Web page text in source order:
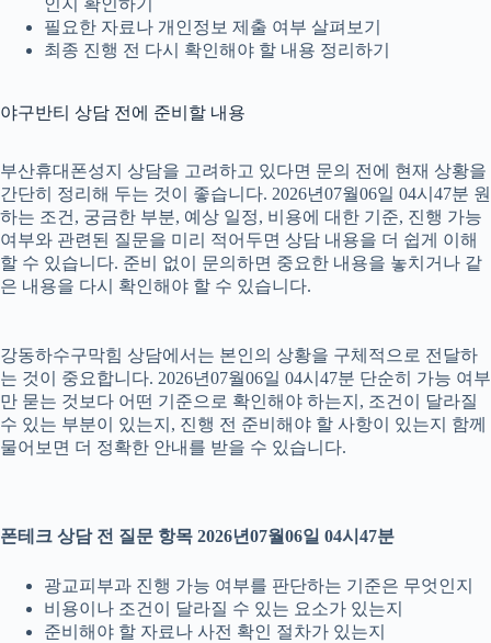
필요한 자료나 개인정보 제출 여부 살펴보기
최종 진행 전 다시 확인해야 할 내용 정리하기
야구반티 상담 전에 준비할 내용
부산휴대폰성지 상담을 고려하고 있다면 문의 전에 현재 상황을
간단히 정리해 두는 것이 좋습니다. 2026년07월06일 04시47분 원
하는 조건, 궁금한 부분, 예상 일정, 비용에 대한 기준, 진행 가능
여부와 관련된 질문을 미리 적어두면 상담 내용을 더 쉽게 이해
할 수 있습니다. 준비 없이 문의하면 중요한 내용을 놓치거나 같
은 내용을 다시 확인해야 할 수 있습니다.
강동하수구막힘 상담에서는 본인의 상황을 구체적으로 전달하
는 것이 중요합니다. 2026년07월06일 04시47분 단순히 가능 여부
만 묻는 것보다 어떤 기준으로 확인해야 하는지, 조건이 달라질
수 있는 부분이 있는지, 진행 전 준비해야 할 사항이 있는지 함께
물어보면 더 정확한 안내를 받을 수 있습니다.
폰테크 상담 전 질문 항목 2026년07월06일 04시47분
광교피부과 진행 가능 여부를 판단하는 기준은 무엇인지
비용이나 조건이 달라질 수 있는 요소가 있는지
준비해야 할 자료나 사전 확인 절차가 있는지